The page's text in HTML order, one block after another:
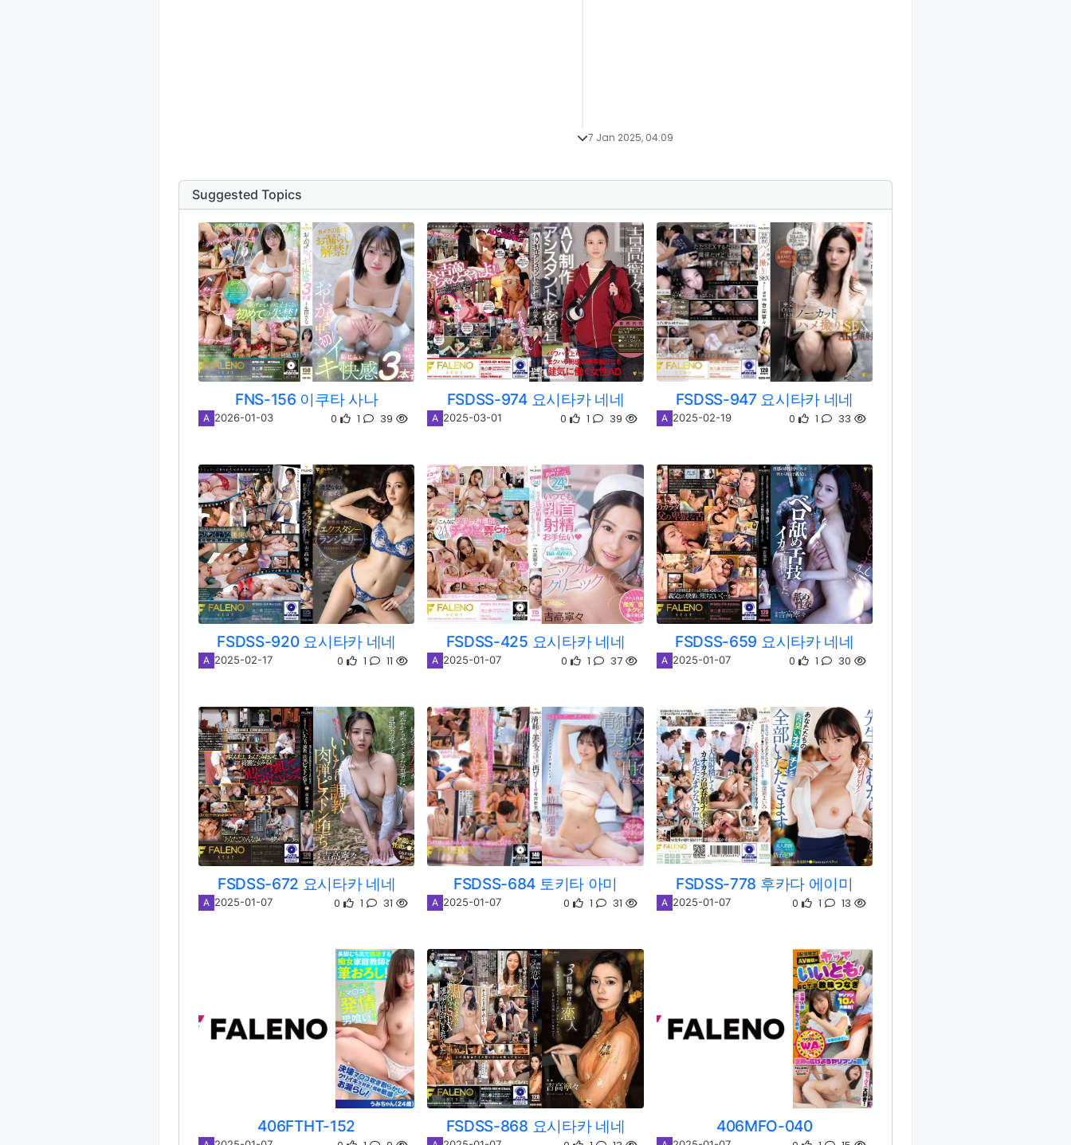
7 Jan 2025, 04:09
Suggested Topics
FNS-156 이쿠타 사나
A 2026-01-03 0 1 39
FSDSS-974 요시타카 네네
A 2025-03-01 0 1 39
FSDSS-947 요시타카 네네
A 2025-02-19 0 1 33
FSDSS-920 요시타카 네네
A 2025-02-17 0 1 11
FSDSS-425 요시타카 네네
A 2025-01-07 0 1 37
FSDSS-659 요시타카 네네
A 2025-01-07 0 1 30
FSDSS-672 요시타카 네네
A 2025-01-07 0 1 31
FSDSS-684 토키타 아미
A 2025-01-07 0 1 31
FSDSS-778 후카다 에이미
A 2025-01-07 0 1 13
406FTHT-152 FSDSS-868 요시타카 네네 406MFO-040